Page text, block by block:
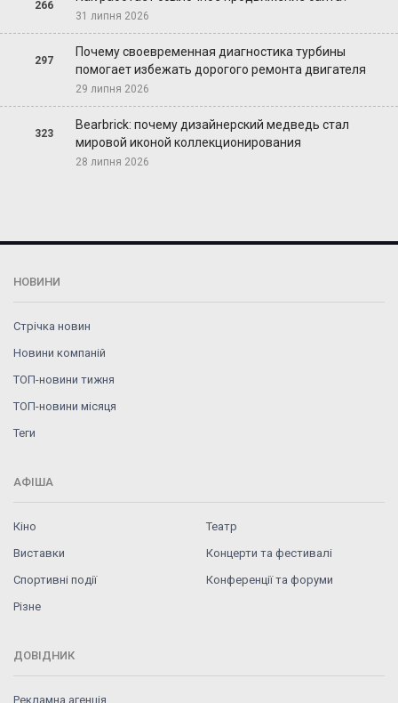
266
31 липня 2026
297
Почему своевременная диагностика турбины
помогает избежать дорогого ремонта двигателя
29 липня 2026
323
Bearbrick: почему дизайнерский медведь стал
мировой иконой коллекционирования
28 липня 2026
НОВИНИ
Стрічка новин
Новини компаній
ТОП-новини тижня
ТОП-новини місяця
Теги
АФІША
Кіно
Театр
Виставки
Концерти та фестивалі
Спортивні події
Конференції та форуми
Різне
ДОВІДНИК
Рекламна агенція